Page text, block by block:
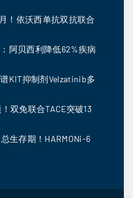
！依沃西单抗双抗联合
阿贝西利降低62%疾病
KIT抑制剂Velzatinib多
双免联合TACE突破13
生存期！HARMONi-6